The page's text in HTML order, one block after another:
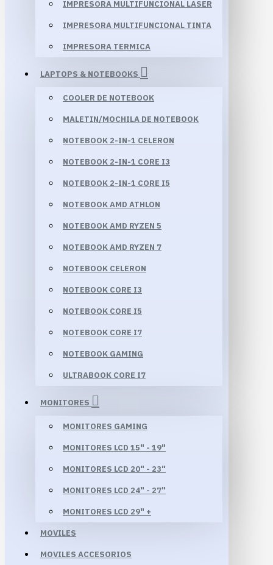
IMPRESORA MULTIFUNCIONAL LASER
IMPRESORA MULTIFUNCIONAL TINTA
IMPRESORA TERMICA
LAPTOPS & NOTEBOOKS
COOLER DE NOTEBOOK
MALETIN/MOCHILA DE NOTEBOOK
NOTEBOOK 2-IN-1 CELERON
NOTEBOOK 2-IN-1 CORE I3
NOTEBOOK 2-IN-1 CORE I5
NOTEBOOK AMD ATHLON
NOTEBOOK AMD RYZEN 5
NOTEBOOK AMD RYZEN 7
NOTEBOOK CELERON
NOTEBOOK CORE I3
NOTEBOOK CORE I5
NOTEBOOK CORE I7
NOTEBOOK GAMING
ULTRABOOK CORE I7
MONITORES
MONITORES GAMING
MONITORES LCD 15" - 19"
MONITORES LCD 20" - 23"
MONITORES LCD 24" - 27"
MONITORES LCD 29" +
MOVILES
MOVILES ACCESORIOS